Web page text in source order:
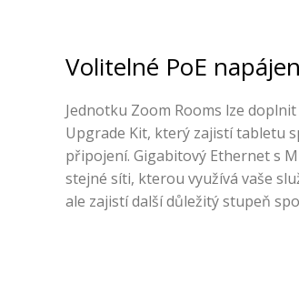
Volitelné PoE
Jednotku Zoom Rooms lze
Upgrade Kit, který zajistí tabletu
připojení. Gigabitový Ethernet s
stejné síti, kterou využívá vaše
ale zajistí další důležitý stupeň